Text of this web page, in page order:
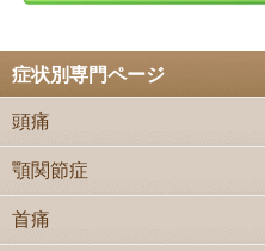
症状別専門ページ
頭痛
顎関節症
首痛